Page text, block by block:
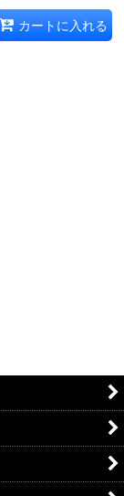
カートに入れる